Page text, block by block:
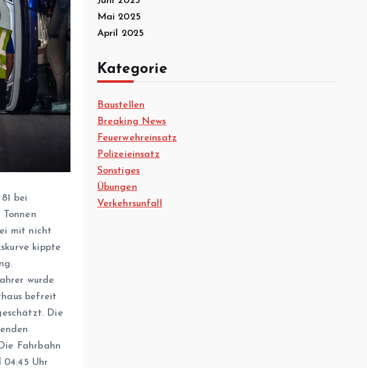
bei
mit nicht
kippte
wurde
befreit
Die
Fahrbahn
Uhr
Mai 2025
April 2025
Kategorie
Baustellen
Breaking News
Feuerwehreinsatz
Polizeieinsatz
Sonstiges
Übungen
Verkehrsunfall